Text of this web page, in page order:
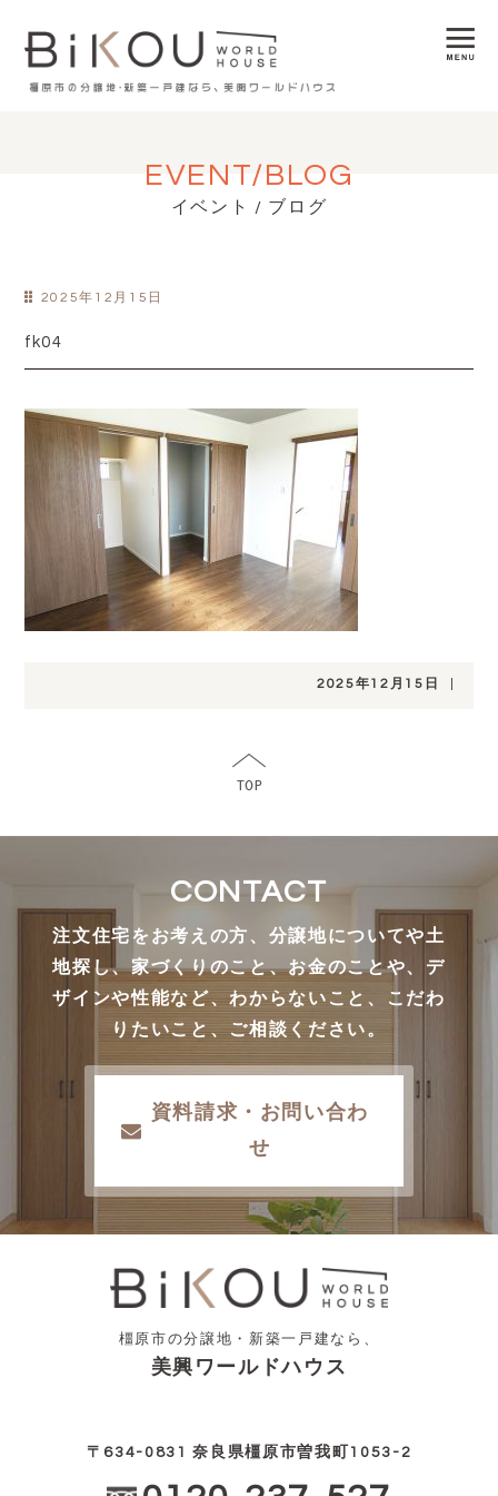
EVENT/BLOG
イベント / ブログ
2025年12月15日
fk04
2025年12月15日
CONTACT
注文住宅をお考えの方、分譲地についてや土
地探し、家づくりのこと、お金のことや、デ
ザインや性能など、わからないこと、こだわ
りたいこと、ご相談ください。
資料請求・お問い合わ
せ
橿原市の分譲地・新築一戸建なら、
美興ワールドハウス
〒634-0831 奈良県橿原市曽我町1053-2